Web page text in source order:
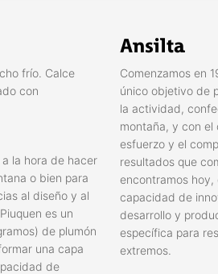
frío. Calce
con
la hora de hacer
o bien para
al diseño y al
es un
de plumón
una capa
de
Ansilta
Comenzamos en
único objetivo de
la actividad,
montaña, y con el
esfuerzo y el
resultados que
encontramos hoy,
capacidad de
desarrollo y
específica para
extremos.